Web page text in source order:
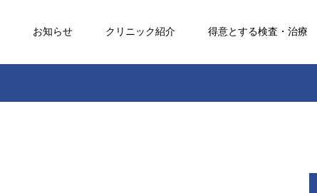
お知らせ クリニック紹介 得意とする検査・治療